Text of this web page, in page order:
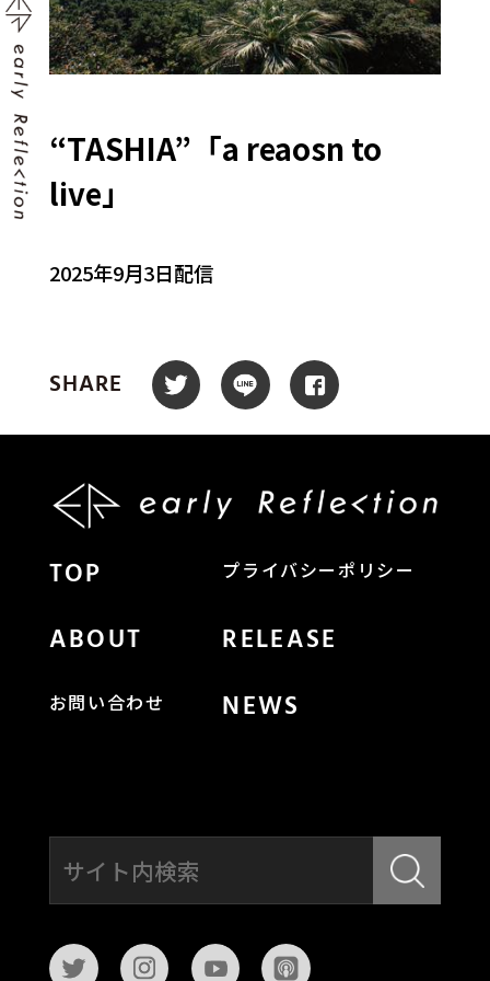
“TASHIA”「a reaosn to
live」
2025年9月3日配信
SHARE
TOP プライバシーポリシー
ABOUT RELEASE
お問い合わせ NEWS